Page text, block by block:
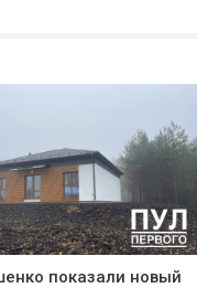
показали новый